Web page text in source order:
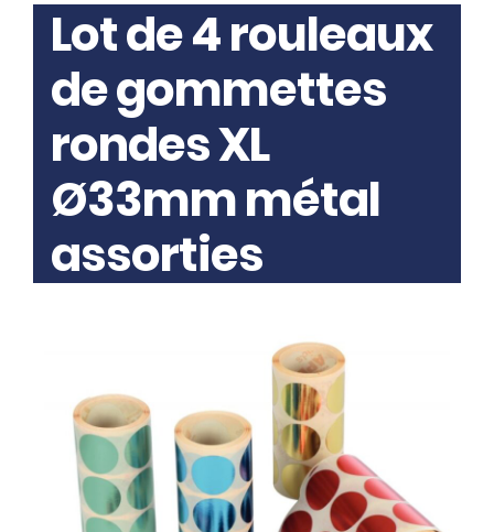
Lot de 4 rouleaux
de gommettes
rondes XL
Ø33mm métal
assorties